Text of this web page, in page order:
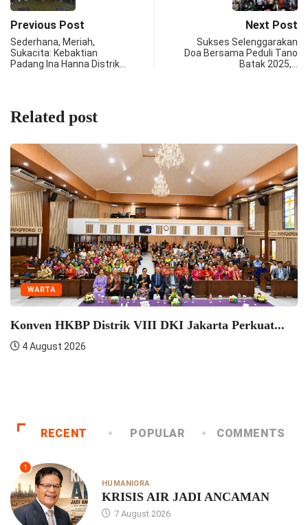
Previous Post
Sederhana, Meriah,
Sukacita: Kebaktian
Padang Ina Hanna Distrik…
Next Post
Sukses Selenggarakan
Doa Bersama Peduli Tano
Batak 2025,…
Related post
WARTA
Seminar
RECENT POPULAR COMMENTS
1
HUMANIORA
KRISIS AIR JADI ANCAMAN
7 August 2026